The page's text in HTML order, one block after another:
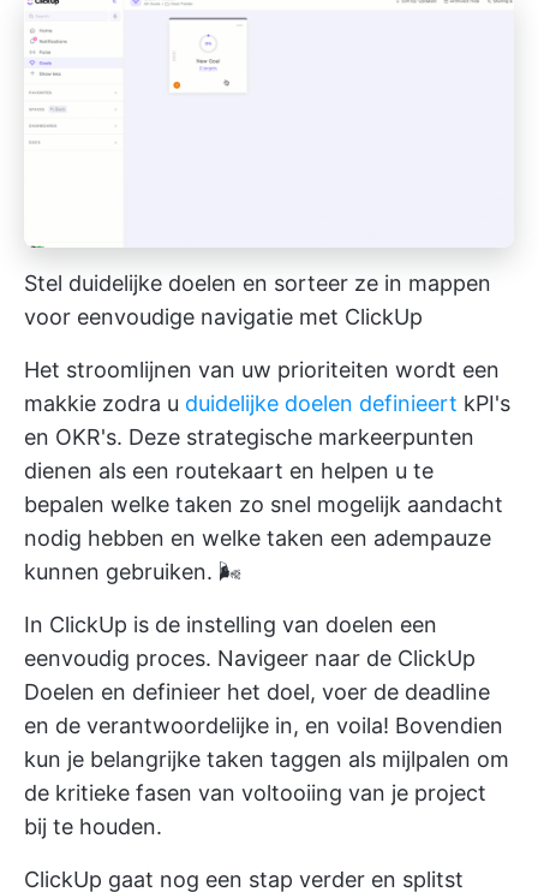
Stel duidelijke doelen en sorteer ze in mappen
voor eenvoudige navigatie met ClickUp
Het stroomlijnen van uw prioriteiten wordt een
makkie zodra u duidelijke doelen definieert kPI's
en OKR's. Deze strategische markeerpunten
dienen als een routekaart en helpen u te
bepalen welke taken zo snel mogelijk aandacht
nodig hebben en welke taken een adempauze
kunnen gebruiken. 🌬️
In ClickUp is de instelling van doelen een
eenvoudig proces. Navigeer naar de ClickUp
Doelen en definieer het doel, voer de deadline
en de verantwoordelijke in, en voila! Bovendien
kun je belangrijke taken taggen als mijlpalen om
de kritieke fasen van voltooiing van je project
bij te houden.
ClickUp gaat nog een stap verder en splitst